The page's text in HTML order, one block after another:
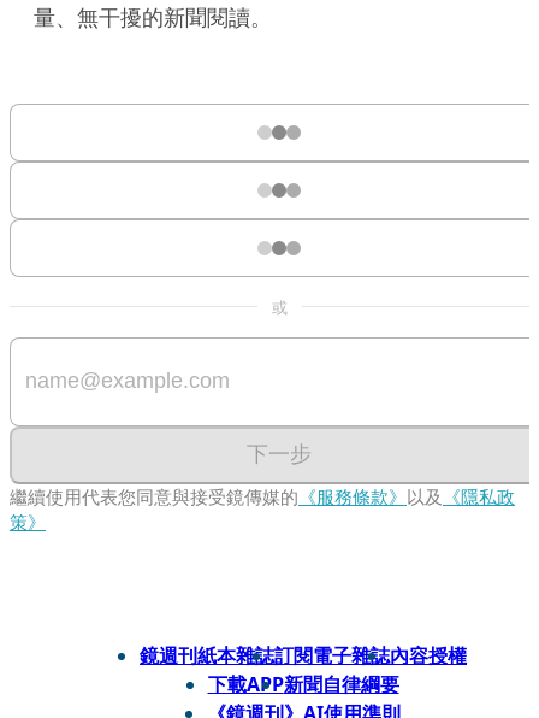
量、無干擾的新聞閱讀。
或
下一步
繼續使用代表您同意與接受鏡傳媒的 《服務條款》 以及 《隱私政
策》
鏡週刊紙本雜誌訂閱電子雜誌內容授權
下載APP新聞自律綱要